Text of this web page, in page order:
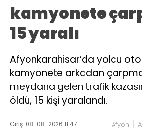
kamyonete
15 yaralı
Afyonkarahisar’da yolcu
kamyonete arkadan
meydana gelen trafik
öldü, 15 kişi yaralandı.
Giriş: 08-08-2026 11:47
Afyon